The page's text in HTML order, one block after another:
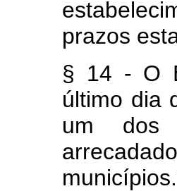
prazos
§ 14 - O
último dia
um dos